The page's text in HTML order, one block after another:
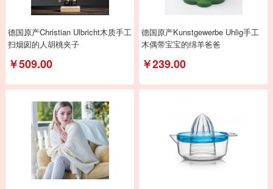
德国原产Christian Ulbricht木质手工
扫烟囱的人胡桃夹子
￥509.00
德国原产Kunstgewerbe Uhlig手工
木偶带宝宝的绵羊爸爸
￥239.00